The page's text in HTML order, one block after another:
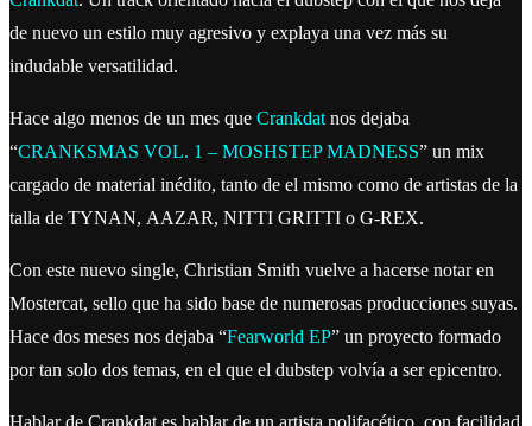
de nuevo un estilo muy agresivo y explaya una vez más su
indudable versatilidad.
Hace algo menos de un mes que Crankdat nos dejaba
“CRANKSMAS VOL. 1 – MOSHSTEP MADNESS” un mix
cargado de material inédito, tanto de el mismo como de artistas de la
talla de TYNAN, AAZAR, NITTI GRITTI o G-REX.
Con este nuevo single, Christian Smith vuelve a hacerse notar en
Mostercat, sello que ha sido base de numerosas producciones suyas.
Hace dos meses nos dejaba “Fearworld EP” un proyecto formado
por tan solo dos temas, en el que el dubstep volvía a ser epicentro.
Hablar de Crankdat es hablar de un artista polifacético, con facilidad